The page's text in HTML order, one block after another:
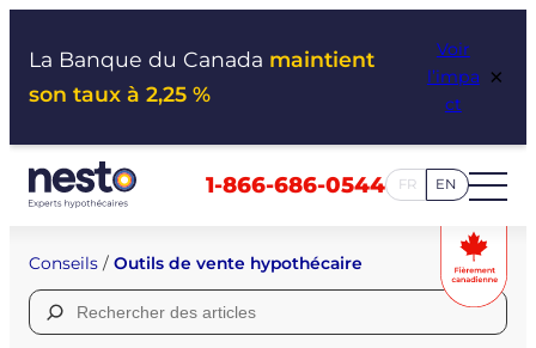
La Banque du Canada maintient
son taux à 2,25 %
Voir
l’impa
ct
×
1-866-686-0544 FR EN
Conseils / Outils de vente hypothécaire
Rechercher :